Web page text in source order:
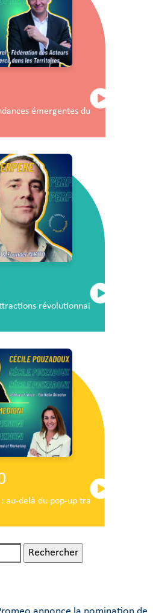
émergentes du commerce en
révolutionnaire en plein
: au-delà du pop-up traditionnel